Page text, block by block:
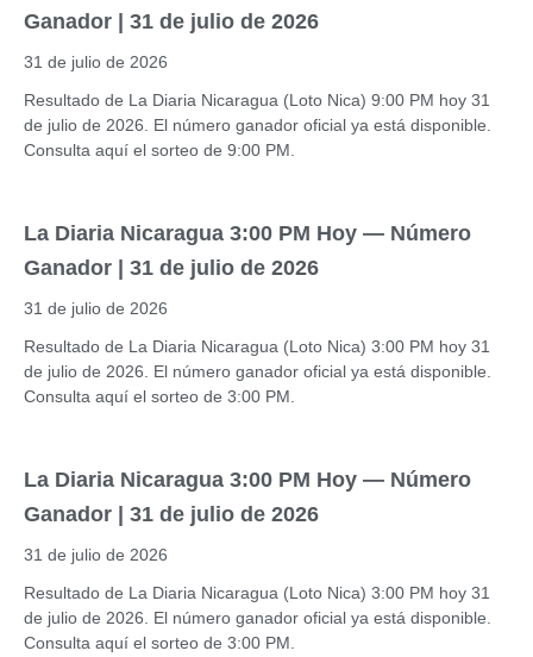
Ganador | 31 de julio de 2026
31 de julio de 2026
Resultado de La Diaria Nicaragua (Loto Nica) 9:00 PM hoy 31
de julio de 2026. El número ganador oficial ya está disponible.
Consulta aquí el sorteo de 9:00 PM.
La Diaria Nicaragua 3:00 PM Hoy — Número
Ganador | 31 de julio de 2026
31 de julio de 2026
Resultado de La Diaria Nicaragua (Loto Nica) 3:00 PM hoy 31
de julio de 2026. El número ganador oficial ya está disponible.
Consulta aquí el sorteo de 3:00 PM.
La Diaria Nicaragua 3:00 PM Hoy — Número
Ganador | 31 de julio de 2026
31 de julio de 2026
Resultado de La Diaria Nicaragua (Loto Nica) 3:00 PM hoy 31
de julio de 2026. El número ganador oficial ya está disponible.
Consulta aquí el sorteo de 3:00 PM.